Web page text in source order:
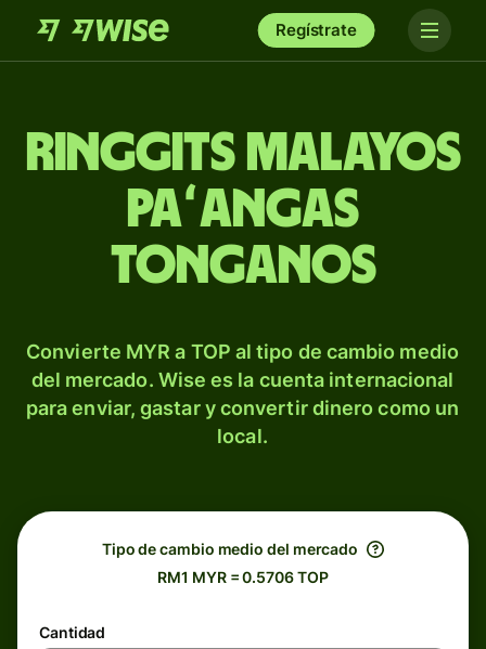
Regístrate
Ringgits malayos
paʻangas
tonganos
Convierte MYR a TOP al tipo de cambio medio
del mercado. Wise es la cuenta internacional
para enviar, gastar y convertir dinero como un
local.
Tipo de cambio medio del mercado
RM1 MYR = 0.5706 TOP
Cantidad